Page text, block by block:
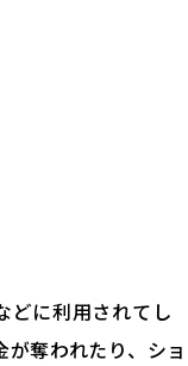
どに利用されてし
奪われたり、ショ